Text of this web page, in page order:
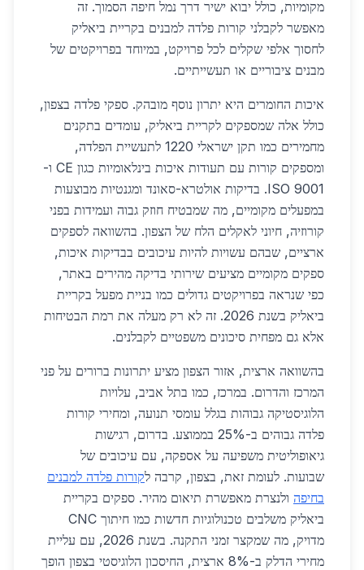
מקומיות, כולל יבוא ישיר דרך נמל חיפה הסמוך. זה
מאפשר לקבלני קורות פלדה למבנים בקריית ביאליק
לחסוך אלפי שקלים לכל פרויקט, במיוחד בפרויקטים של
מבנים ציבוריים או תעשייתיים.
איכות החומרים היא יתרון נוסף מובהק. ספקי פלדה בצפון,
כולל אלה שמספקים לקריית ביאליק, עומדים בתקנים
מחמירים כמו תקן ישראלי 1220 לתעשיית הפלדה,
ומספקים קורות עם תעודות איכות בינלאומיות כגון CE ו-
ISO 9001. בדיקות אולטרא-סאונד ומגנטיות מבוצעות
במפעלים מקומיים, מה שמבטיח חוזק גבוה ועמידות בפני
קורוזיה, חיוני לאקלים הלח של הצפון. בהשוואה לספקים
ארציים, שבהם עשויות להיות עיכובים בבדיקות איכות,
ספקים מקומיים מציעים שירותי בדיקה מהירים באתר,
כפי שנראה בפרויקטים גדולים כמו בניית מפעל בקריית
ביאליק בשנת 2026. זה לא רק מעלה את רמת הבטיחות
אלא גם מפחית סיכונים משפטיים לקבלנים.
בהשוואה ארצית, אזור הצפון מציע יתרונות ברורים על פני
המרכז והדרום. במרכז, כמו בתל אביב, עלויות
הלוגיסטיקה גבוהות בגלל עומסי תנועה, ומחירי קורות
פלדה גבוהים ב-25% בממוצע. בדרום, רגישות
גיאופוליטית משפיעה על אספקה, עם עיכובים של
שבועות. לעומת זאת, בצפון, קרבה לקורות פלדה למבנים
בחיפה ולנצרת מאפשרת תיאום מהיר. ספקים בקריית
ביאליק משלבים טכנולוגיות חדשות כמו חיתוך CNC
מדויק, מה שמקצר זמני התקנה. בשנת 2026, עם עליית
מחירי הדלק ב-8% ארצית, החיסכון הלוגיסטי בצפון הופך